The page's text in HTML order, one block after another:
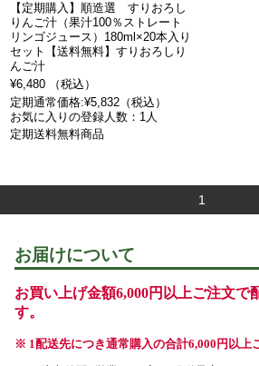
【定期購入】順造選 すりおろし
りんご汁（果汁100％ストレート
リンゴジュース）180ml×20本入り
セット【送料無料】すりおろしり
んご汁
¥6,480 （税込）
定期通常価格:¥5,832（税込）
お気に入りの登録人数：1人
定期送料無料商品
1